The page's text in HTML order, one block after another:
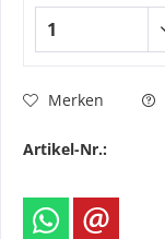
Merken
Artikel-Nr.: